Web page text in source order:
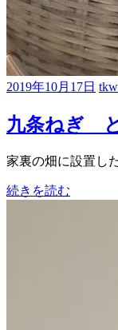
2019年10月17日
九条ねぎ
家裏の畑に設置し
続きを読む